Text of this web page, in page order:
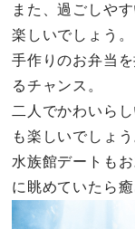
また、過ごしや
楽しいでしょう。
手作りのお弁当
るチャンス。
二人でかわいら
も楽しいでしょう
水族館デートも
に眺めていたら